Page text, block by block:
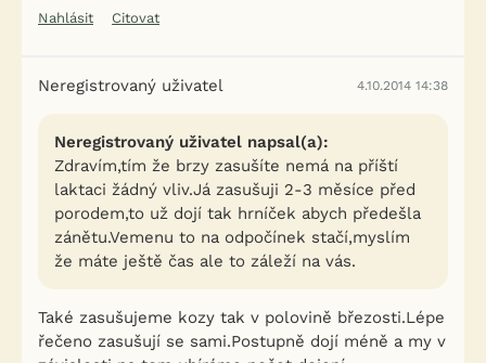
Nahlásit
Citovat
Neregistrovaný uživatel 4.10.2014 14:38
Neregistrovaný uživatel napsal(a):
Zdravím,tím že brzy zasušíte nemá na příští
laktaci žádný vliv.Já zasušuji 2-3 měsíce před
porodem,to už dojí tak hrníček abych předešla
zánětu.Vemenu to na odpočínek stačí,myslím
že máte ještě čas ale to záleží na vás.
Také zasušujeme kozy tak v polovině březosti.Lépe
řečeno zasušují se sami.Postupně dojí méně a my v